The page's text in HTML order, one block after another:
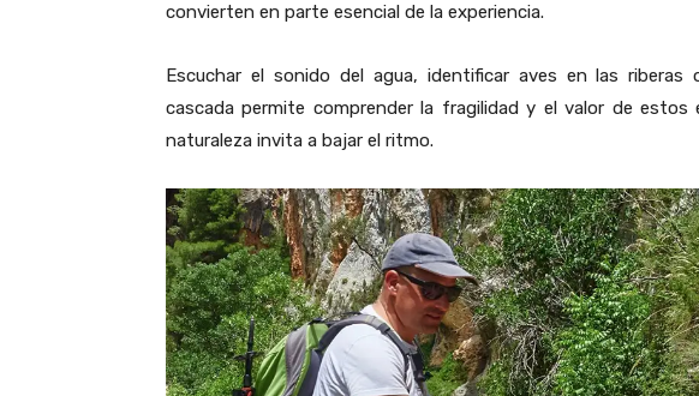
convierten en parte esencial de la experiencia.
Escuchar el sonido del agua, identificar aves en las
cascada permite comprender la fragilidad y el valor de estos
naturaleza invita a bajar el ritmo.